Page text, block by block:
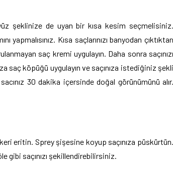
şeklinize de uyan bir kısa kesim seçmelisiniz.
yapmalısınız. Kısa saçlarınızı banyodan çıktıktan
saç kremi uygulayın. Daha sonra saçınızı
saç köpüğü uygulayın ve saçınıza istediğiniz şekli
30 dakika içersinde doğal görünümünü alır.
eritin. Sprey şişesine koyup saçınıza püskürtün.
gibi saçınızı şekillendirebilirsiniz.